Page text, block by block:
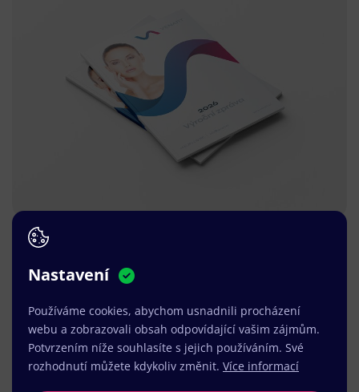
Nastavení
Používáme cookies, abychom usnadnili procházení
webu a zobrazovali obsah odpovídající vašim zájmům.
Potvrzením níže souhlasíte s jejich používáním. Své
rozhodnutí můžete kdykoliv změnit. Více informací